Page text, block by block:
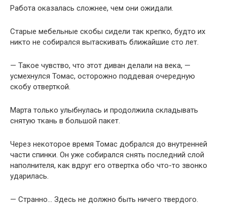
Работа оказалась сложнее, чем они ожидали.
Старые мебельные скобы сидели так крепко, будто их
никто не собирался вытаскивать ближайшие сто лет.
— Такое чувство, что этот диван делали на века, —
усмехнулся Томас, осторожно поддевая очередную
скобу отверткой.
Марта только улыбнулась и продолжила складывать
снятую ткань в большой пакет.
Через некоторое время Томас добрался до внутренней
части спинки. Он уже собирался снять последний слой
наполнителя, как вдруг его отвертка обо что-то звонко
ударилась.
— Странно… Здесь не должно быть ничего твердого.